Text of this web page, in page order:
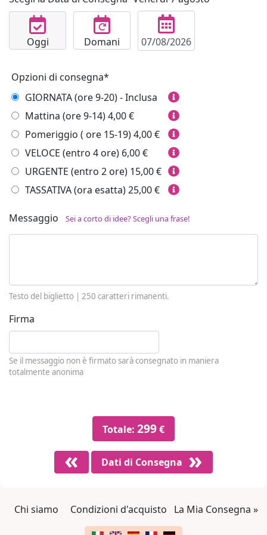
Oggi Domani
Opzioni di consegna*
GIORNATA (ore 9-20) - Inclusa
Mattina (ore 9-14)4,00 €
Pomeriggio ( ore 15-19)4,00 €
VELOCE (entro 4 ore) 6,00 €
URGENTE (entro 2 ore) 15,00 €
TASSATIVA (ora esatta)25,00 €
Messaggio Sei a corto di idee? Scegli una frase!
Testo del biglietto | 250 caratteri rimanenti.
Firma
Se il messaggio non è firmato sarà consegnato in maniera
totalmente anonima
Totale: 299€
Dati di Consegna
Link a piè di pagina
Chi siamo Condizioni d'acquisto La Mia Consegna »